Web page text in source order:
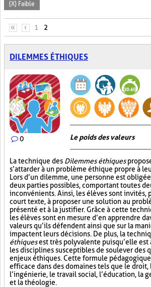
(X) Faible
PAGES
« ‹ 1 2
DILEMMES ÉTHIQUES
0 Le poids des valeurs
La technique des Dilemmes éthiques
s’attarder à un problème éthique propre à
Lors d’un dilemme, une personne est
deux parties possibles, comportant toutes
inconvénients. Ainsi, les élèves sont invités,
court texte, à proposer une solution au
présenté et à la justifier. Grâce à cette
les élèves sont en mesure d’en apprendre
valeurs qu’ils défendent ainsi que sur la
impactent leurs décisions. De plus, la
éthiquesest très polyvalente puisqu’elle est
les disciplines susceptibles de soulever des
enjeux éthiques. Cette formule
efficace dans des domaines tels que le droit,
l’ingénierie, le travail social, l’éducation, la
et la théologie.